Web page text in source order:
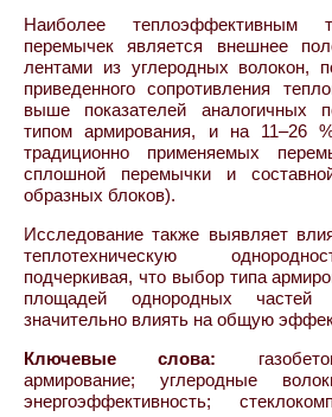
Наиболее теплоэффективным
перемычек является внешнее
лентами из углеродных волокон,
приведенного сопротивления
выше показателей аналогичных
типом армирования, и на 11–26
традиционно применяемых
сплошной перемычки и
образных блоков).
Исследование также выявляет
теплотехническую
подчеркивая, что выбор типа
площадей однородных частей
значительно влиять на общую
Ключевые слова:
армирование; углеродные
энергоэффективность;